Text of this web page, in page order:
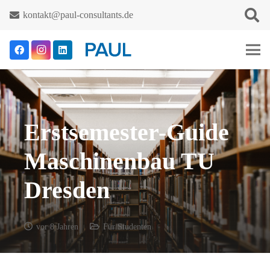
kontakt@paul-consultants.de
Erstsemester-Guide
Maschinenbau TU
Dresden
vor 8 Jahren Für Studenten